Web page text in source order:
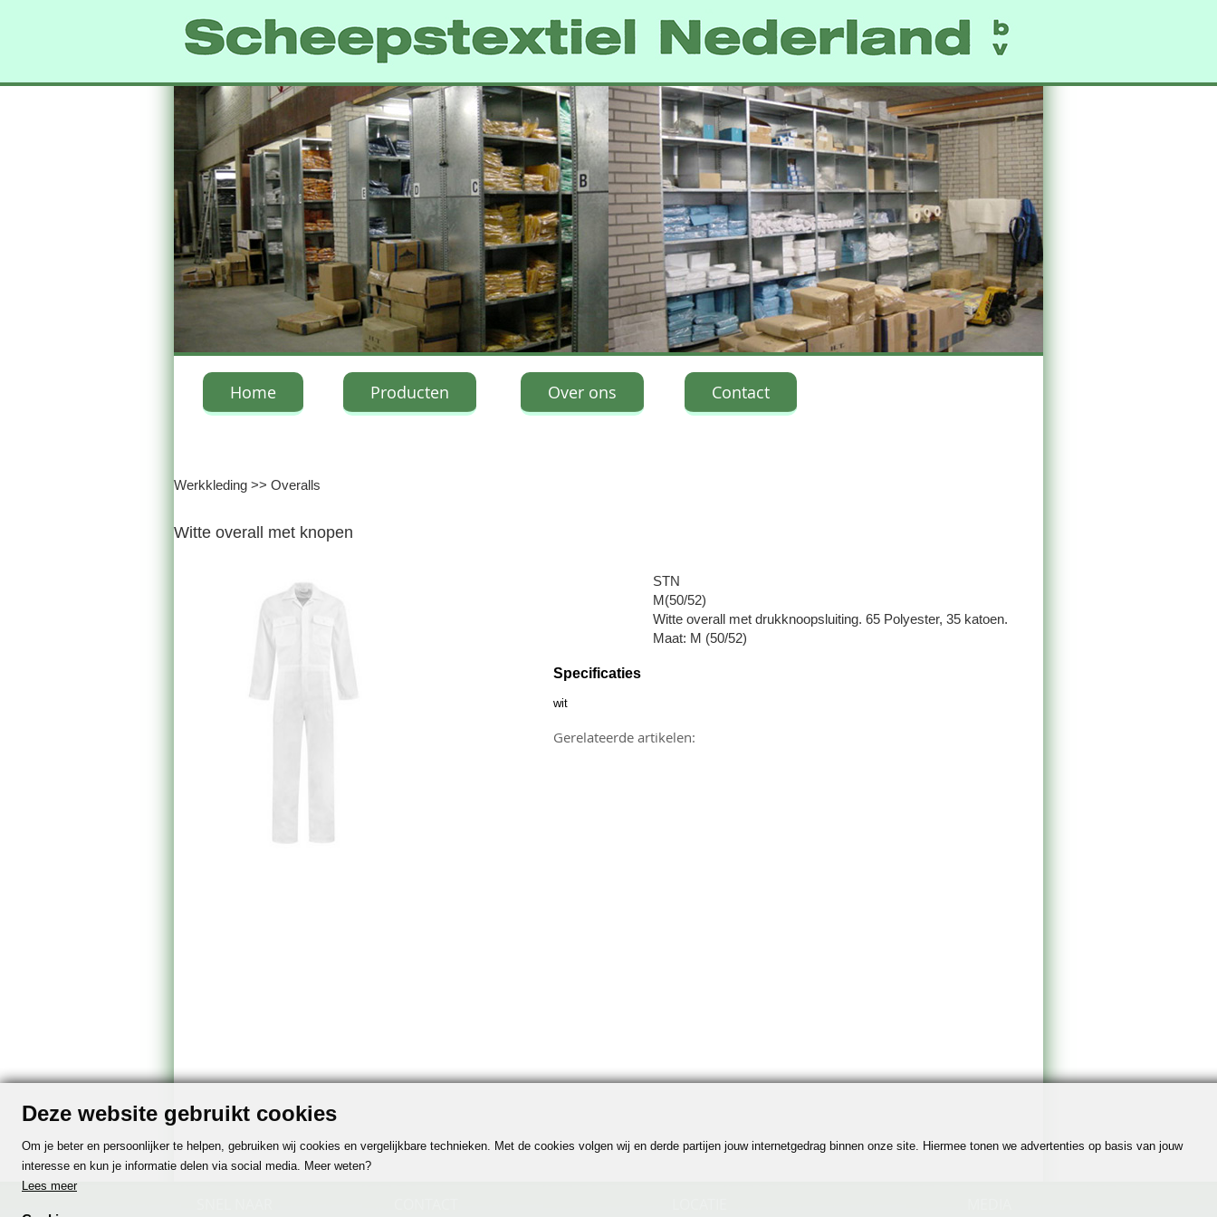
Home Producten Over ons Contact
Werkkleding >> Overalls
Witte overall met knopen
STN
M(50/52)
Witte overall met drukknoopsluiting. 65 Polyester, 35 katoen.
Maat: M (50/52)
Specificaties
wit
Gerelateerde artikelen:
Deze website gebruikt cookies
Om je beter en persoonlijker te helpen, gebruiken wij cookies en vergelijkbare technieken. Met de cookies volgen wij en derde partijen jouw internetgedrag binnen onze site. Hiermee tonen we advertenties op basis van jouw
interesse en kun je informatie delen via social media. Meer weten?
Lees meer